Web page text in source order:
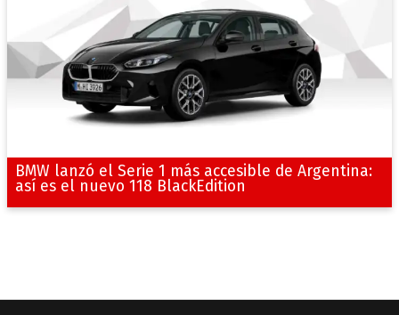
BMW lanzó el Serie 1 más accesible de Argentina:
así es el nuevo 118 BlackEdition